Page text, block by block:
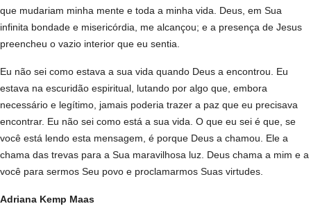
que mudariam minha mente e toda a minha vida. Deus, em Sua
infinita bondade e misericórdia, me alcançou; e a presença de Jesus
preencheu o vazio interior que eu sentia.
Eu não sei como estava a sua vida quando Deus a encontrou. Eu
estava na escuridão espiritual, lutando por algo que, embora
necessário e legítimo, jamais poderia trazer a paz que eu precisava
encontrar. Eu não sei como está a sua vida. O que eu sei é que, se
você está lendo esta mensagem, é porque Deus a chamou. Ele a
chama das trevas para a Sua maravilhosa luz. Deus chama a mim e a
você para sermos Seu povo e proclamarmos Suas virtudes.
Adriana Kemp Maas